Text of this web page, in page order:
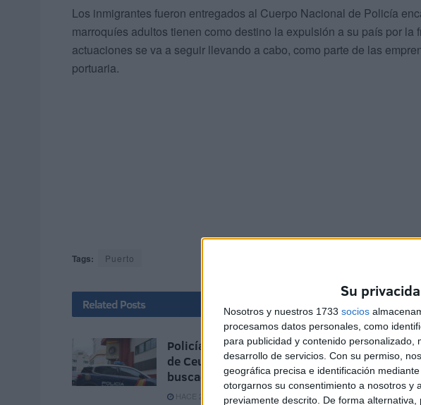
Su
Nosotros y nuestros 1733 socios
procesamos datos personales, como
para publicidad y contenido
desarrollo de servicios. Con su permiso,
geográfica precisa e identificación
otorgarnos su consentimiento a nosotros y
previamente descrito. De forma
Los inmigrantes fueron entregados al Cuerpo Nacional de Policía
marroquíes adultos tienen como destino la expulsión a su país por la
actuaciones se va a seguir llevando a cabo, como parte de las
portuaria.
Tags: Puerto
Related Posts
Policía detiene en el puerto
de Ceuta a un criminal
buscado en Francia
HACE 21 HORAS